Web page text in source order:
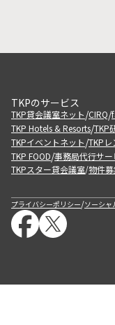
TKPのサービス
TKP貸会議室ネット/CIRQ/
TKP Hotels & Resorts/TKP
TKPイベントネット/TKPレ
TKP FOOD/事務局代行サー
TKPスター貸会議室/物件募
プライバシーポリシー/ソーシャ